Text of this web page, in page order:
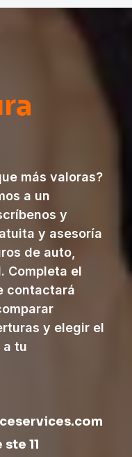
más valoras?
a un
y
y asesoría
de auto,
Completa el
contactará
y elegir el
a tu
11